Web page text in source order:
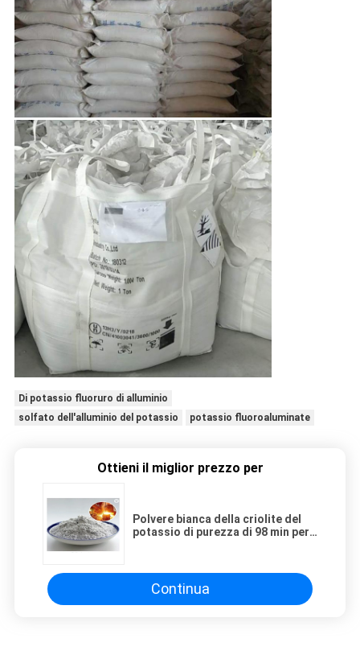
Di potassio fluoruro di alluminio
solfato dell'alluminio del potassio
potassio fluoroaluminate
Ottieni il miglior prezzo per
Polvere bianca della criolite del
potassio di purezza di 98 min per
Continua